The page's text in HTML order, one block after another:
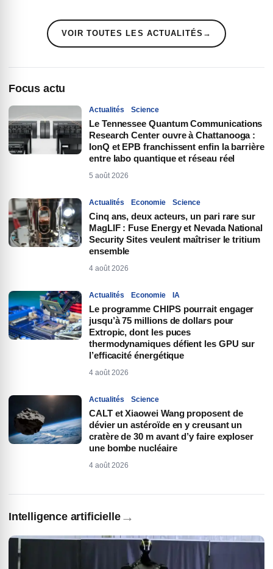
VOIR TOUTES LES ACTUALITÉS →
Focus actu
Actualités Science
Le Tennessee Quantum Communications
Research Center ouvre à Chattanooga :
IonQ et EPB franchissent enfin la barrière
entre labo quantique et réseau réel
5 août 2026
Actualités Economie Science
Cinq ans, deux acteurs, un pari rare sur
MagLIF : Fuse Energy et Nevada National
Security Sites veulent maîtriser le tritium
ensemble
4 août 2026
Actualités Economie IA
Le programme CHIPS pourrait engager
jusqu’à 75 millions de dollars pour
Extropic, dont les puces
thermodynamiques défient les GPU sur
l’efficacité énergétique
4 août 2026
Actualités Science
CALT et Xiaowei Wang proposent de
dévier un astéroïde en y creusant un
cratère de 30 m avant d’y faire exploser
une bombe nucléaire
4 août 2026
Intelligence artificielle→